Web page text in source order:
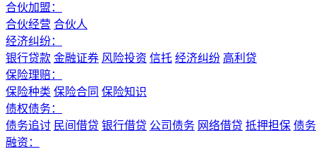
合伙加盟：
合伙经营 合伙人
经济纠纷：
银行贷款 金融证券 风险投资 信托 经济纠纷 高利贷
保险理赔：
保险种类 保险合同 保险知识
债权债务：
债务追讨 民间借贷 银行借贷 公司债务 网络借贷 抵押担保 债
融资：